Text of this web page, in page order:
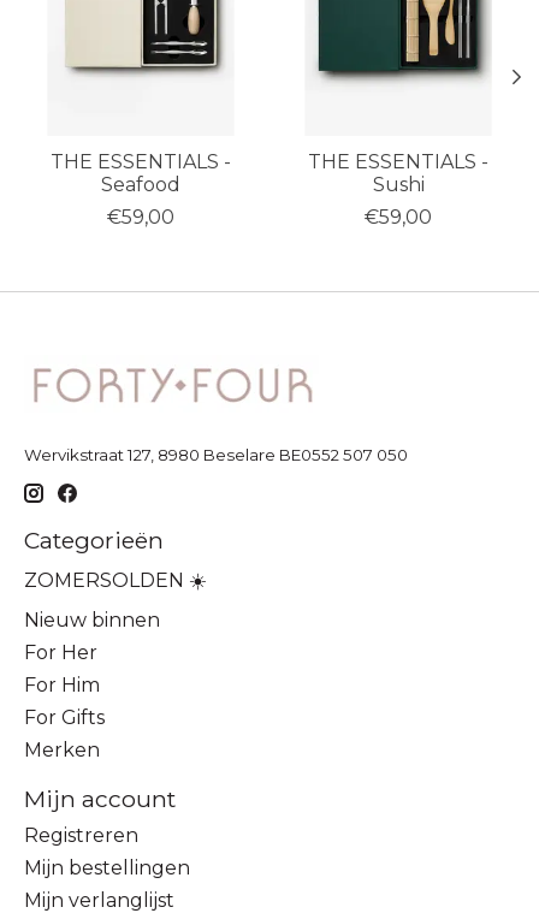
THE ESSENTIALS -
Seafood
€59,00
THE ESSENTIALS -
Sushi
€59,00
Wervikstraat 127, 8980 Beselare BE0552 507 050
Categorieën
ZOMERSOLDEN ☀️
Nieuw binnen
For Her
For Him
For Gifts
Merken
Mijn account
Registreren
Mijn bestellingen
Mijn verlanglijst